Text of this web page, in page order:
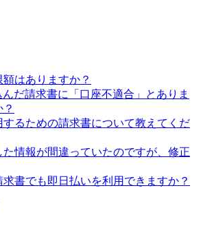
はありますか？
んだ請求書に「口座不適合」とありま
するための請求書について教えてくだ
情報が間違っていたのですが、修正
書でも即日払いを利用できますか？